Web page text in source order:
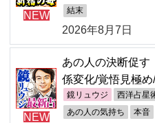
NEW 結末
2026年8月7日
NEW
あの人の決断促す
係変化/覚悟見極め
鏡リュウジ 西洋占星
あの人の気持ち 本音